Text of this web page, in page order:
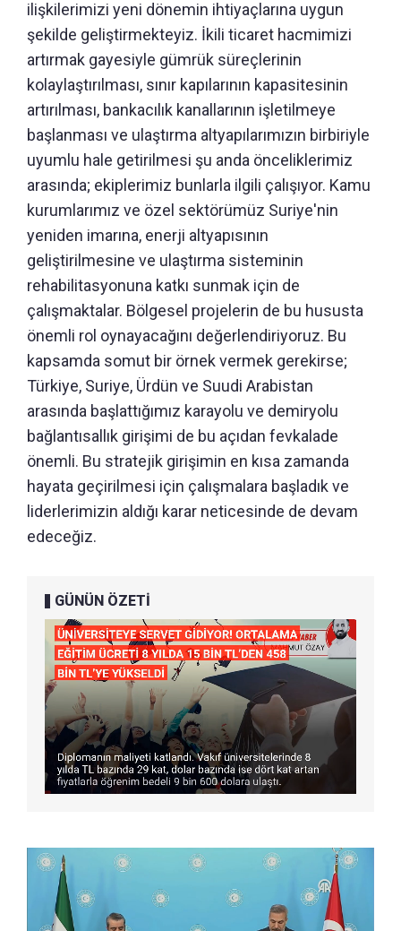
ilişkilerimizi yeni dönemin ihtiyaçlarına uygun
şekilde geliştirmekteyiz. İkili ticaret hacmimizi
artırmak gayesiyle gümrük süreçlerinin
kolaylaştırılması, sınır kapılarının kapasitesinin
artırılması, bankacılık kanallarının işletilmeye
başlanması ve ulaştırma altyapılarımızın birbiriyle
uyumlu hale getirilmesi şu anda önceliklerimiz
arasında; ekiplerimiz bunlarla ilgili çalışıyor. Kamu
kurumlarımız ve özel sektörümüz Suriye'nin
yeniden imarına, enerji altyapısının
geliştirilmesine ve ulaştırma sisteminin
rehabilitasyonuna katkı sunmak için de
çalışmaktalar. Bölgesel projelerin de bu hususta
önemli rol oynayacağını değerlendiriyoruz. Bu
kapsamda somut bir örnek vermek gerekirse;
Türkiye, Suriye, Ürdün ve Suudi Arabistan
arasında başlattığımız karayolu ve demiryolu
bağlantısallık girişimi de bu açıdan fevkalade
önemli. Bu stratejik girişimin en kısa zamanda
hayata geçirilmesi için çalışmalara başladık ve
liderlerimizin aldığı karar neticesinde de devam
edeceğiz.
GÜNÜN ÖZETİ